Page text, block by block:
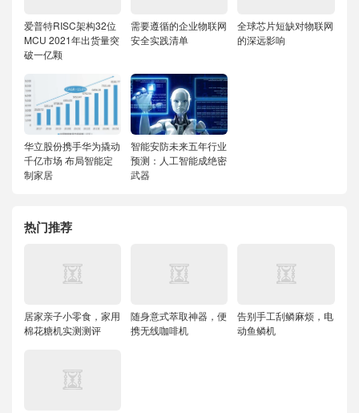
爱普特RISC架构32位
MCU 2021年出货量突
破一亿颗
需要遵循的企业物联网
安全实践清单
全球芯片短缺对物联网
的深远影响
华立股份携手华为撬动
千亿市场 布局智能定
制家居
智能安防未来五年行业
预测：人工智能成绝密
武器
热门推荐
居家亲子小零食，家用
棉花糖机实测测评
随身意式萃取神器，便
携无线咖啡机
告别手工刮鳞麻烦，电
动鱼鳞机